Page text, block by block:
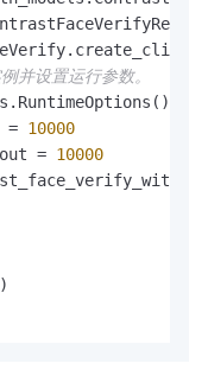
设置运行参数。
=
10000
=
10000